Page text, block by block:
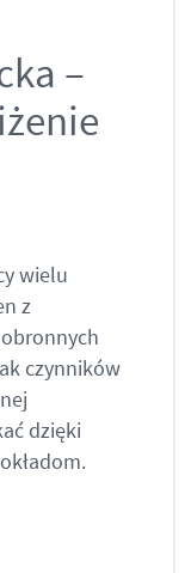
–
wielu
z
czynników
dzięki